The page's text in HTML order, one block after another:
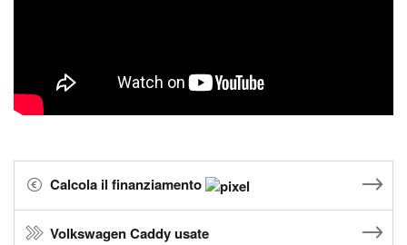
Calcola il finanziamento
Volkswagen Caddy usate